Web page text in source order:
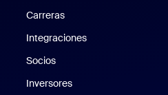
Carreras
Integraciones
Socios
Inversores